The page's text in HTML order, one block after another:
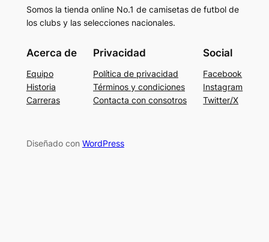
Somos la tienda online No.1 de camisetas de futbol de
los clubs y las selecciones nacionales.
Acerca de
Equipo
Historia
Carreras
Privacidad
Política de privacidad
Términos y condiciones
Contacta con consotros
Social
Facebook
Instagram
Twitter/X
Diseñado con WordPress